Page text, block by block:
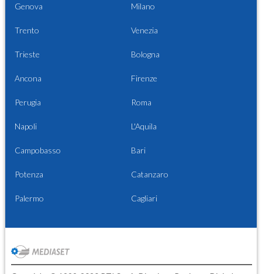
Genova Milano
Trento Venezia
Trieste Bologna
Ancona Firenze
Perugia Roma
Napoli L'Aquila
Campobasso Bari
Potenza Catanzaro
Palermo Cagliari